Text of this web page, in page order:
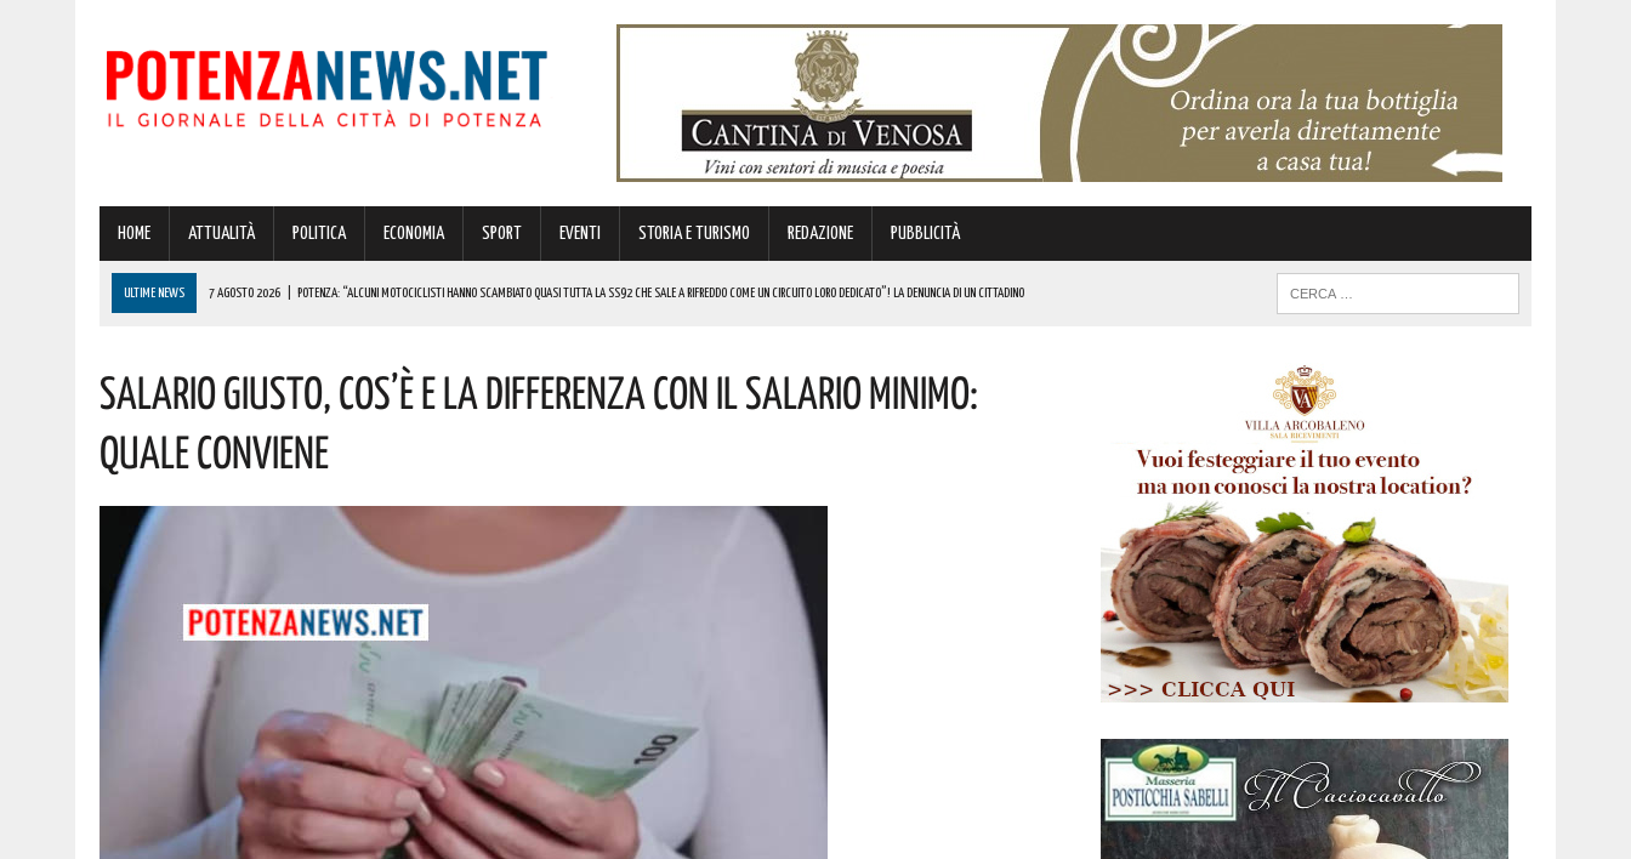
HOME ATTUALITÀ POLITICA ECONOMIA SPORT EVENTI STORIA E TURISMO REDAZIONE PUBBLICITÀ
ULTIME NEWS 7 AGOSTO 2026 POTENZA: “ALCUNI MOTOCICLISTI HANNO SCAMBIATO QUASI TUTTA LA SS92 CHE SALE A RIFREDDO COME UN CIRCUITO LORO DEDICATO”! LA DENUNCIA DI UN CITTADINO
A CARBONE SPICCA IL TARTUFO BIANCO: COSÌ L’ALSIA LANCIA UN AVVISO PUBBLICO PER VALORIZZARLO RIVOLTO A GRAFICI, DESIGNER PROFESSIONISTI E STUDENTI. I DETTAGLI
7 AGOSTO 2026 | DALLA REGIONE VIA LIBERA ALLA REALIZZAZIONE A PICERNO E MELFI DI SISTEMI DI ACCUMULO DI ENERGIA ELETTRICA A BATTERIE. I DETTAGLI
7 AGOSTO 2026 | BENZINA ANNACQUATA E GASOLIO SPORCO, UN IMPIANTO SU CINQUE NON È IN REGOLA: “IL PROBLEMA RIGUARDA L’INTERO TERRITORIO NAZIONALE”! I DETTAGLI
Salario Giusto, Cos’è E La Differenza Con Il Salario Minimo:
Quale Conviene